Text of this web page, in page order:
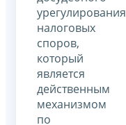
урегулирования
налоговых
споров,
который
является
действенным
механизмом
по